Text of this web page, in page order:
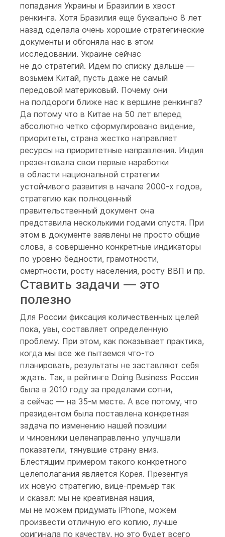
попадания Украины и Бразилии в хвост
ренкинга. Хотя Бразилия еще буквально 8 лет
назад сделала очень хорошие стратегические
документы и обгоняла нас в этом
исследовании. Украине сейчас
не до стратегий. Идем по списку дальше —
возьмем Китай, пусть даже не самый
передовой материковый. Почему они
на полдороги ближе нас к вершине ренкинга?
Да потому что в Китае на 50 лет вперед
абсолютно четко сформулировано видение,
приоритеты, страна жестко направляет
ресурсы на приоритетные направления. Индия
презентовала свои первые наработки
в области национальной стратегии
устойчивого развития в начале 2000-х годов,
стратегию как полноценный
правительственный документ она
представила несколькими годами спустя. При
этом в документе заявлены не просто общие
слова, а совершенно конкретные индикаторы
по уровню бедности, грамотности,
смертности, росту населения, росту ВВП и пр.
Ставить задачи — это
полезно
Для России фиксация количественных целей
пока, увы, составляет определенную
проблему. При этом, как показывает практика,
когда мы все же пытаемся что-то
планировать, результаты не заставляют себя
ждать. Так, в рейтинге Doing Business Россия
была в 2010 году за пределами сотни,
а сейчас — на 35-м месте. А все потому, что
президентом была поставлена конкретная
задача по изменению нашей позиции
и чиновники целенаправленно улучшали
показатели, тянувшие страну вниз.
Блестящим примером такого конкретного
целеполагания является Корея. Презентуя
их новую стратегию, вице-премьер так
и сказал: мы не креативная нация,
мы не можем придумать iPhone, можем
произвести отличную его копию, лучше
оригинала по качеству, но это будет всего